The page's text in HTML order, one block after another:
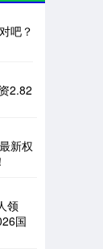
吧？
2.82
新权
领
国